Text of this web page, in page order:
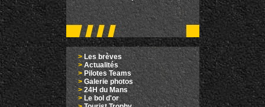
>Les brèves
> Actualités
> Pilotes Teams
>Galerie photos
>24H du Mans
>Le bol d'or